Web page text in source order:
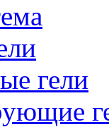
гели